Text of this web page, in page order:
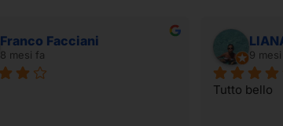
Franco Facciani
8 mesi fa 9
Tutto bello